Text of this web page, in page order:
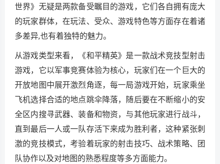
世界》无疑是两款备受瞩目的游戏，它们各自拥有庞大
的玩家群体，在玩法、受众、游戏特色等方面存在着诸
多差异,也有着独特的魅力。
从游戏类型来看，《和平精英》是一款战术竞技型射击
游戏，它以军事竞赛体验为核心，玩家们在一个巨大的
开放地图中展开激烈角逐，每一局游戏开始，玩家乘坐
飞机选择合适的地点跳伞降落，随后要在不断缩小的安
全区内搜寻武器、装备和物资，与其他玩家进行战斗，
直到最后一人或一队存活下来成为胜利者，这种紧张刺
激的竞技模式，考验着玩家的射击技巧、战术策略、团
队协作以及对地图的熟悉程度等多方面能力。